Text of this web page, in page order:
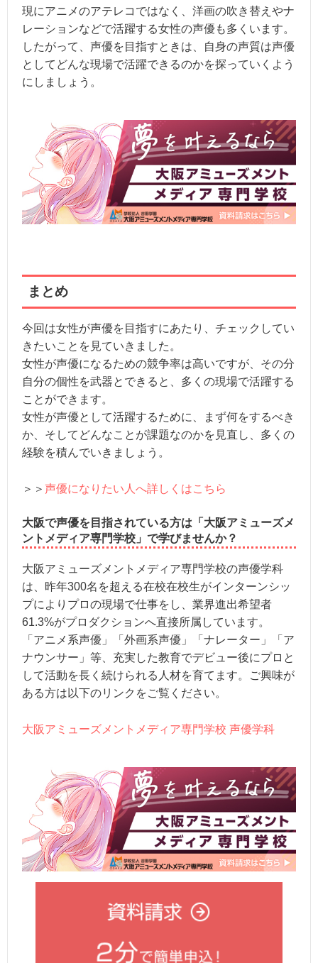
現にアニメのアテレコではなく、洋画の吹き替えやナ
レーションなどで活躍する女性の声優も多くいます。
したがって、声優を目指すときは、自身の声質は声優
としてどんな現場で活躍できるのかを探っていくよう
にしましょう。
まとめ
今回は女性が声優を目指すにあたり、チェックしてい
きたいことを見ていきました。
女性が声優になるための競争率は高いですが、その分
自分の個性を武器とできると、多くの現場で活躍する
ことができます。
女性が声優として活躍するために、まず何をするべき
か、そしてどんなことが課題なのかを見直し、多くの
経験を積んでいきましょう。
＞＞ 声優になりたい人へ詳しくはこちら
大阪で声優を目指されている方は「大阪アミューズメ
ントメディア専門学校」で学びませんか？
大阪アミューズメントメディア専門学校の声優学科
は、昨年300名を超える在校在校生がインターンシッ
プによりプロの現場で仕事をし、業界進出希望者
61.3%がプロダクションへ直接所属しています。
「アニメ系声優」「外画系声優」「ナレーター」「ア
ナウンサー」等、充実した教育でデビュー後にプロと
して活動を長く続けられる人材を育てます。ご興味が
ある方は以下のリンクをご覧ください。
大阪アミューズメントメディア専門学校 声優学科